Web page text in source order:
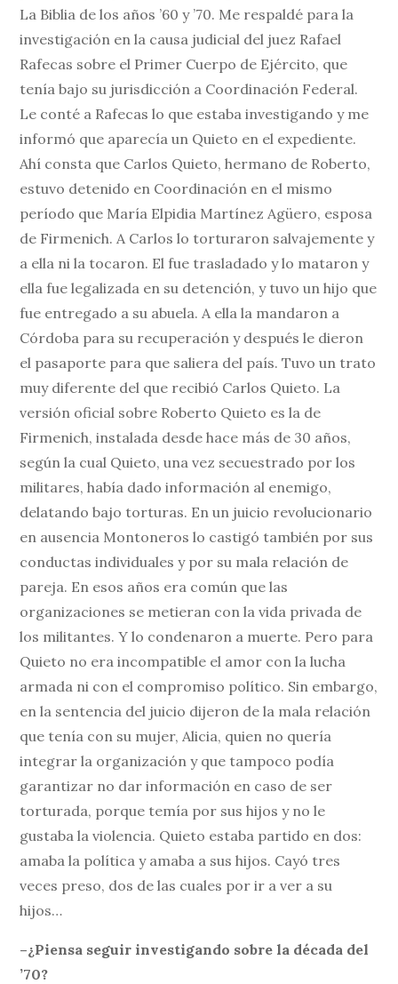
La Biblia de los años ’60 y ’70. Me respaldé para la
investigación en la causa judicial del juez Rafael
Rafecas sobre el Primer Cuerpo de Ejército, que
tenía bajo su jurisdicción a Coordinación Federal.
Le conté a Rafecas lo que estaba investigando y me
informó que aparecía un Quieto en el expediente.
Ahí consta que Carlos Quieto, hermano de Roberto,
estuvo detenido en Coordinación en el mismo
período que María Elpidia Martínez Agüero, esposa
de Firmenich. A Carlos lo torturaron salvajemente y
a ella ni la tocaron. El fue trasladado y lo mataron y
ella fue legalizada en su detención, y tuvo un hijo que
fue entregado a su abuela. A ella la mandaron a
Córdoba para su recuperación y después le dieron
el pasaporte para que saliera del país. Tuvo un trato
muy diferente del que recibió Carlos Quieto. La
versión oficial sobre Roberto Quieto es la de
Firmenich, instalada desde hace más de 30 años,
según la cual Quieto, una vez secuestrado por los
militares, había dado información al enemigo,
delatando bajo torturas. En un juicio revolucionario
en ausencia Montoneros lo castigó también por sus
conductas individuales y por su mala relación de
pareja. En esos años era común que las
organizaciones se metieran con la vida privada de
los militantes. Y lo condenaron a muerte. Pero para
Quieto no era incompatible el amor con la lucha
armada ni con el compromiso político. Sin embargo,
en la sentencia del juicio dijeron de la mala relación
que tenía con su mujer, Alicia, quien no quería
integrar la organización y que tampoco podía
garantizar no dar información en caso de ser
torturada, porque temía por sus hijos y no le
gustaba la violencia. Quieto estaba partido en dos:
amaba la política y amaba a sus hijos. Cayó tres
veces preso, dos de las cuales por ir a ver a su
hijos…
–¿Piensa seguir investigando sobre la década del
’70?